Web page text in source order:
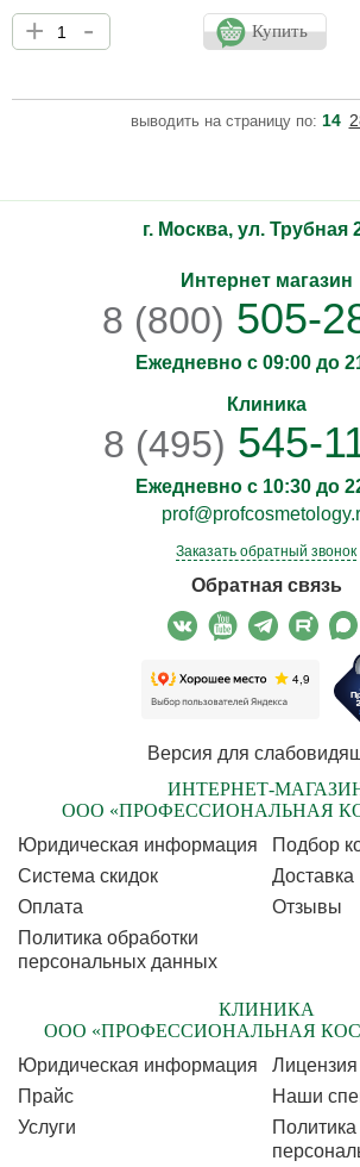
Крем для рук с ресвератролом LeviSsime
Resveratrol защищает от агрессивного
факторов. Глицерин, мочевина и
вырабатываемый из кожицы темных сортов
оказывает легкое осветление кожи,
+ - Купить
выводить на страницу по: 14
г. Москва, ул. Трубная
Интернет магазин
8 (800) 505-
Ежедневно с 09:00 до
Клиника
8 (495) 545-
Ежедневно с 10:30 до
Заказать обратный звонок
Обратная связь
Версия для
ИНТЕРНЕТ-
ООО «ПРОФЕССИОНАЛЬНАЯ
Юридическая информация
Подбор
Cистема скидок
Доставка
Оплата
Отзывы
Политика обработки
персональных данных
КЛИНИКА
ООО «ПРОФЕССИОНАЛЬНАЯ
Юридическая информация
Лицензия
Прайс
Наши
Услуги